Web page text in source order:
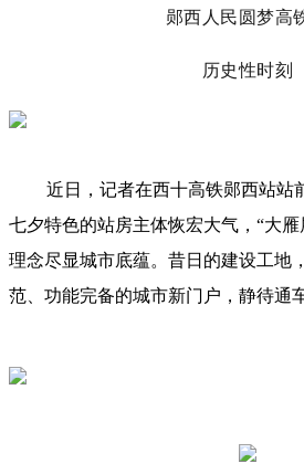
郧西人民圆梦高
历史性时刻
近日，记者在西十高铁郧西站站
七夕特色的站房主体恢宏大气，“大
理念尽显城市底蕴。昔日的建设工地
范、功能完备的城市新门户，静待通